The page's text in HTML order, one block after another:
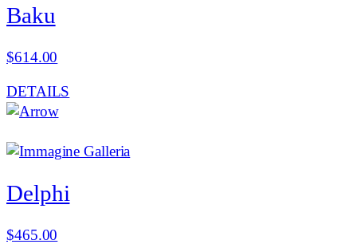
Baku
$614.00
DETAILS
Delphi
$465.00